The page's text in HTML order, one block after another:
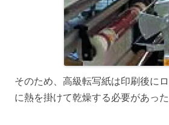
そのため、高級転写紙は印刷後に
に熱を掛けて乾燥する必要があった